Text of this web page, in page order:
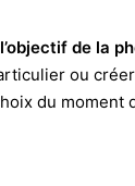
de la
ou
du moment